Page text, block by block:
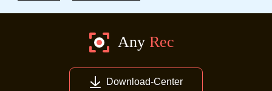
Download-Center